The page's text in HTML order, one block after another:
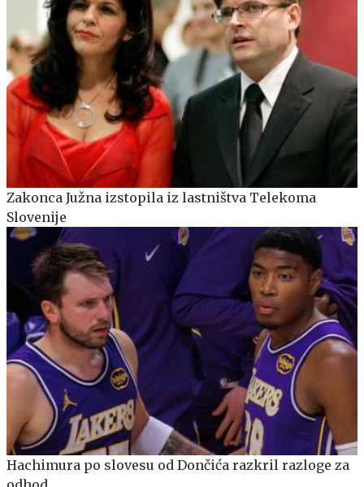
Zakonca Južna izstopila iz lastništva Telekoma
Slovenije
Hachimura po slovesu od Dončića razkril razloge za